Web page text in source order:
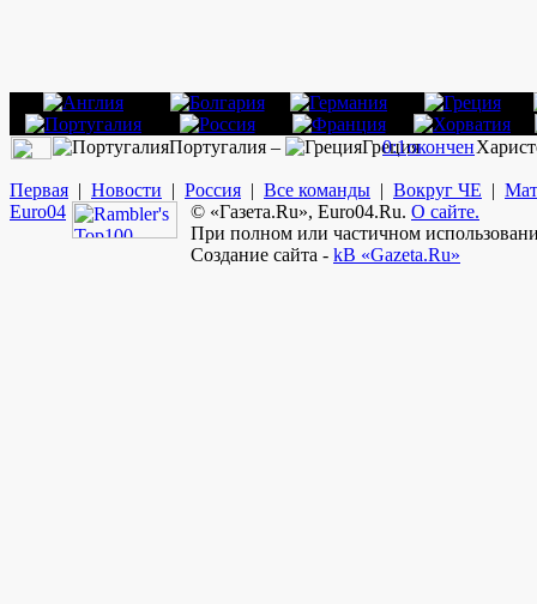
Португалия – Греция
0:1окончен
Первая | Новости | Россия | Все команды | Вокруг ЧЕ |
Euro04 © «Газета.Ru», Euro04.Ru. О сайте.
При полном или частичном
Создание сайта - kB «Gazeta.Ru»